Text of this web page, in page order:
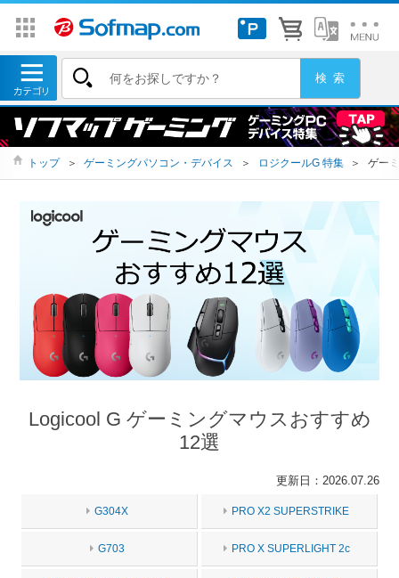
トップ ＞ ゲーミングパソコン・デバイス ＞ ロジクールG 特集 ＞ ゲー
Logicool G ゲーミングマウスおすすめ
12選
更新日：2026.07.26
G304X PRO X2 SUPERSTRIKE
G703 PRO X SUPERLIGHT 2c